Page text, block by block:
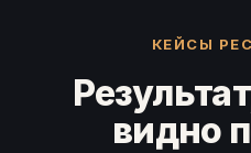
КЕЙСЫ
видно